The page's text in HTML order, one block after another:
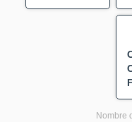
EN FACE A
Nombre